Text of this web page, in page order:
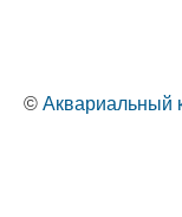
© Аквариальный